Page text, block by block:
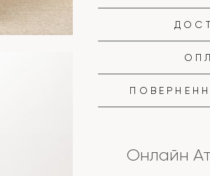
Онлайн